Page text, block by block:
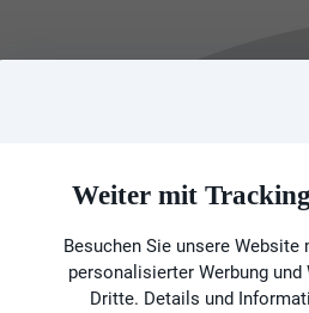
Weiter mit
Besuchen Sie unsere Website
personalisierter Werbung
Dritte. Details und